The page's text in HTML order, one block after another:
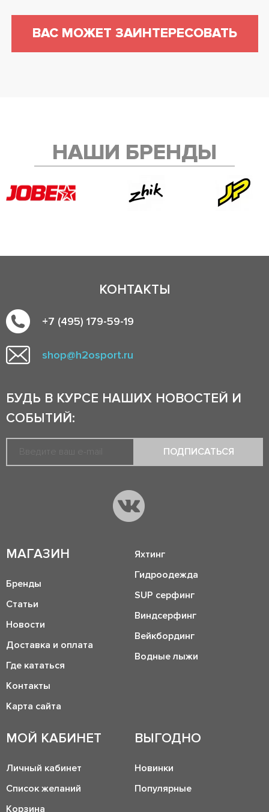
ВАС МОЖЕТ ЗАИНТЕРЕСОВАТЬ
НАШИ БРЕНДЫ
КОНТАКТЫ
+7 (495) 179-59-19
shop@h2osport.ru
БУДЬ В КУРСЕ НАШИХ НОВОСТЕЙ И
СОБЫТИЙ:
ПОДПИСАТЬСЯ
МАГАЗИН
Бренды
Статьи
Новости
Доставка и оплата
Где кататься
Контакты
Карта сайта
Яхтинг
Гидроодежда
SUP серфинг
Виндсерфинг
Вейкбординг
Водные лыжи
МОЙ КАБИНЕТ
Личный кабинет
Список желаний
Корзина
ВЫГОДНО
Новинки
Популярные